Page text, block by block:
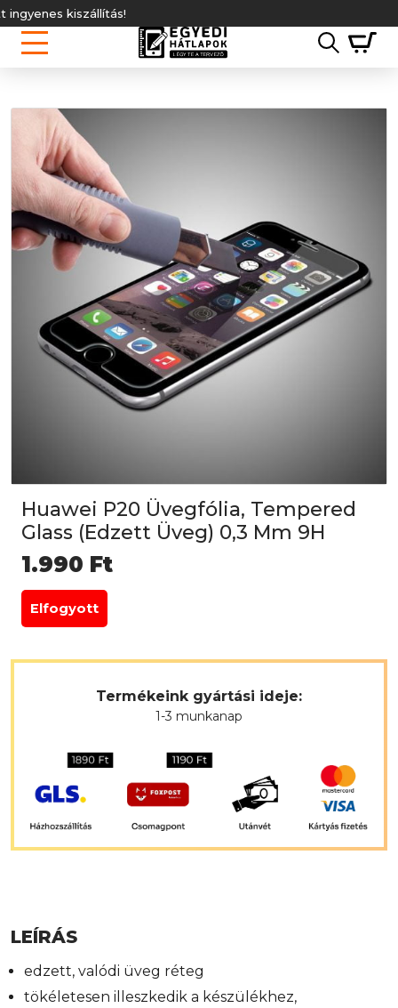
kiszállítás!
Huawei P20 Üvegfólia, Tempered
Glass (Edzett Üveg) 0,3 Mm 9H
1.990 Ft
Elfogyott
Termékeink gyártási ideje:
1-3 munkanap
LEÍRÁS
edzett, valódi üveg réteg
tökéletesen illeszkedik a készülékhez,